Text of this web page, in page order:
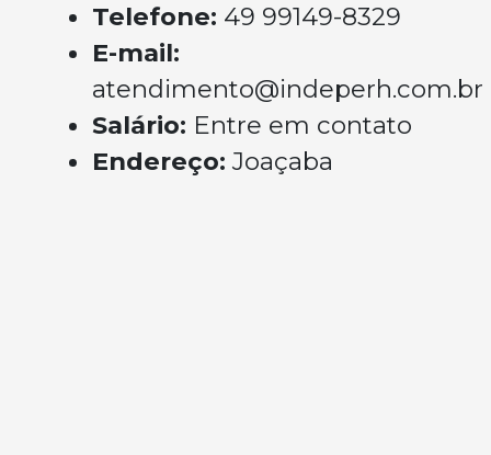
Telefone: 49 99149-8329
E-mail:
atendimento@indeperh.com.br
Salário: Entre em contato
Endereço: Joaçaba